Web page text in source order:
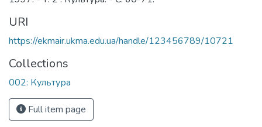
URI
https://ekmair.ukma.edu.ua/handle/123456789/10721
Collections
002: Культура
Full item page